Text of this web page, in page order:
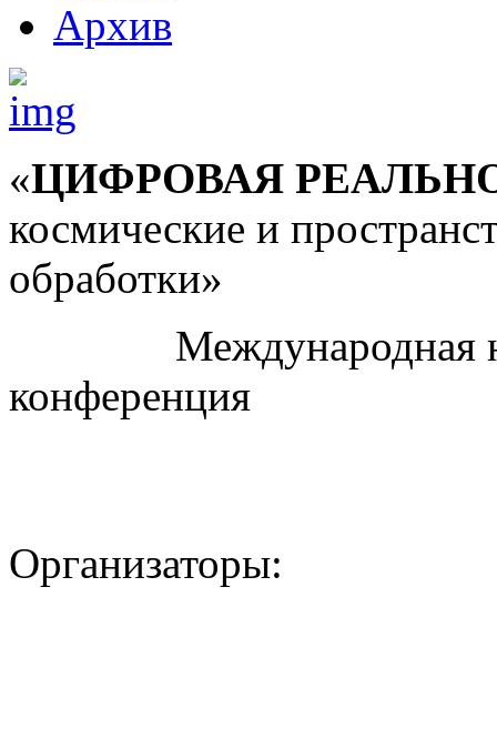
Архив
«ЦИФРОВАЯ
космические и
обработки»
Международная
конференция
Организаторы: